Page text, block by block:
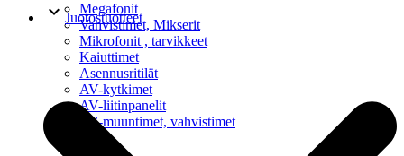
Megafonit
Vahvistimet, Mikserit
Mikrofonit , tarvikkeet
Kaiuttimet
Asennusritilät
AV-kytkimet
AV-liitinpanelit
AV-muuntimet, vahvistimet
keyboard_arrow_downJuotostuotteet